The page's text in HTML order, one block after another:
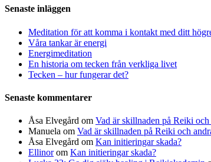
Senaste inläggen
Meditation för att komma i kontakt med ditt
Våra tankar är energi
Energimeditation
En historia om tecken från verkliga livet
Tecken – hur fungerar det?
Senaste kommentarer
Åsa Elvegård om Vad är skillnaden på Reiki
Manuela om Vad är skillnaden på Reiki och
Åsa Elvegård om Kan initieringar skada?
Ellinorom Kan initieringar skada?